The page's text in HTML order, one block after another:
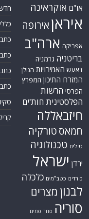
או"ם אוקראינה
איראן אירופה
אפריקה ארה"ב
בריטניה גרמניה
דאעש האמירויות הגולן
המזרח התיכון המפרץ
הפרסי הרשות
הפלסטינית חות'ים
חיזבאללה
חמאס טורקיה
טילים טכנולוגיה
ירדן ישראל
כורדים כטב"מים כלכלה
לבנון מצרים
סוריה סחר סמים
כללי